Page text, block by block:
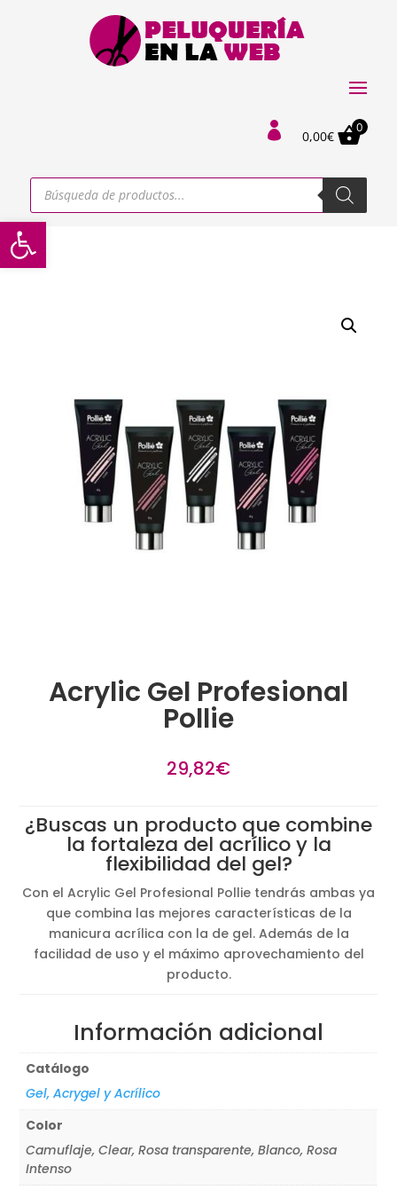
Abrir barra de herramientas
 0,00€
0
Búsqueda
productos
Acrylic Gel Profesional
Pollie
29,82€
¿Buscas un producto que combine
la fortaleza del acrílico y la
flexibilidad del gel?
Con el Acrylic Gel Profesional Pollie tendrás ambas ya
que combina las mejores características de la
manicura acrílica con la de gel. Además de la
facilidad de uso y el máximo aprovechamiento del
producto.
Información adicional
Catálogo
Gel, Acrygel y Acrílico
Color
Camuflaje, Clear, Rosa transparente, Blanco, Rosa
Intenso